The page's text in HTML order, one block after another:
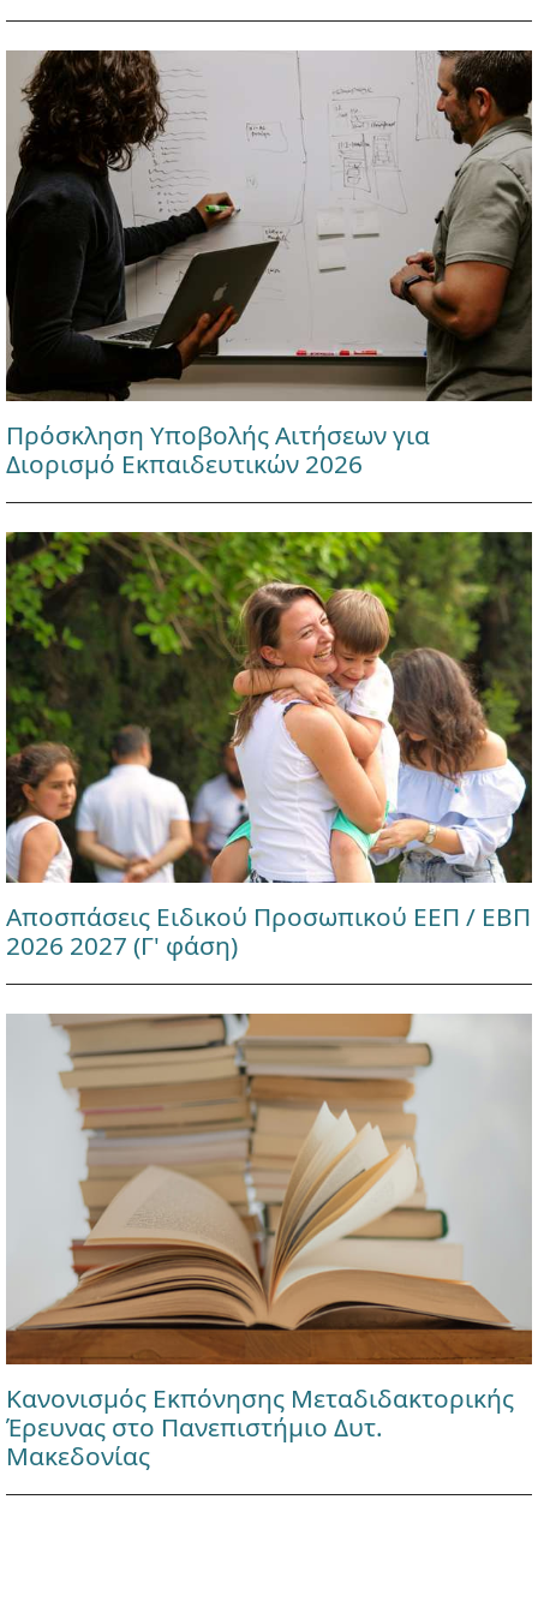
Πρόσκληση Υποβολής Αιτήσεων για
Διορισμό Εκπαιδευτικών 2026
Αποσπάσεις Ειδικού Προσωπικού ΕΕΠ / ΕΒΠ
2026 2027 (Γ' φάση)
Κανονισμός Εκπόνησης Μεταδιδακτορικής
Έρευνας στο Πανεπιστήμιο Δυτ.
Μακεδονίας